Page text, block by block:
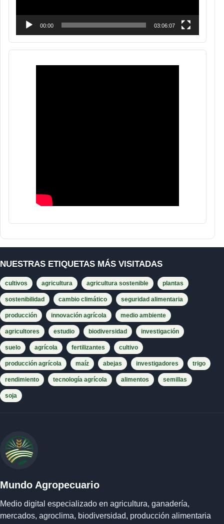
00:00 03:06:07
NUESTRAS ETIQUETAS MÁS VISITADAS
cultivos agricultura agricultura sostenible plantas
sostenibilidad cambio climático seguridad alimentaria
producción innovación agrícola medio ambiente
agricultores estudio biodiversidad investigación
suelo agrícola fertilizantes cultivo
producción agrícola maíz abejas investigadores trigo
rendimiento tecnología agrícola alimentos semillas
soja
Mundo Agropecuario
Medio digital especializado en agricultura, ganadería,
mercados, agroclima, biodiversidad, producción alimentaria